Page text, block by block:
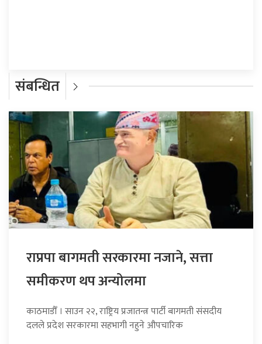
संबन्धित
राप्रपा बागमती सरकारमा नजाने, सत्ता
समीकरण थप अन्योलमा
काठमाडौँ । साउन २२, राष्ट्रिय प्रजातन्त्र पार्टी बागमती संसदीय
दलले प्रदेश सरकारमा सहभागी नहुने औपचारिक